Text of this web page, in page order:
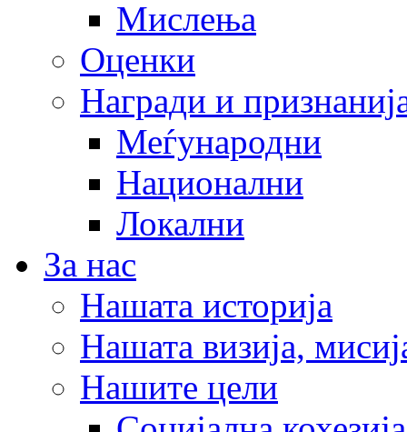
Мислења
Оценки
Награди и
Меѓународни
Национални
Локални
За нас
Нашата историја
Нашата визија,
Нашите цели